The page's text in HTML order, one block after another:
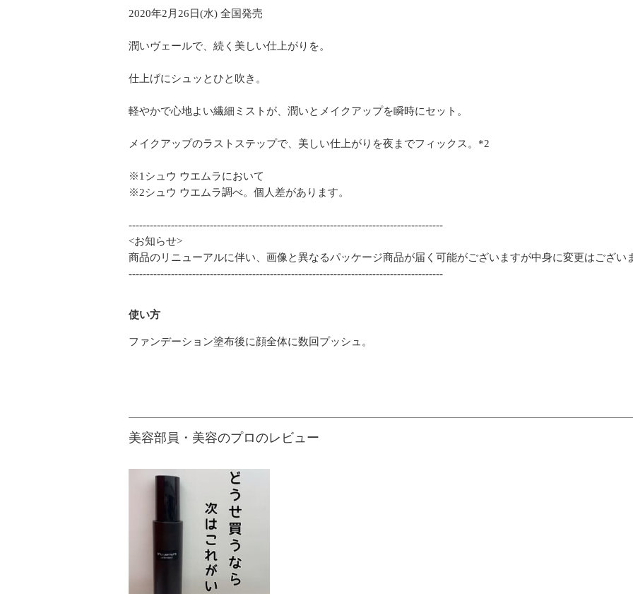
2020年2月26日(水) 全国発売
潤いヴェールで、続く美しい仕上がりを。
仕上げにシュッとひと吹き。
軽やかで心地よい繊細ミストが、潤いとメイクアップを瞬時にセット。
メイクアップのラストステップで、美しい仕上がりを夜までフィックス。*2
※1シュウ ウエムラにおいて
※2シュウ ウエムラ調べ。個人差があります。
-----------------------------------------------------------------------------------------
<お知らせ>
商品のリニューアルに伴い、画像と異なるパッケージ商品が届く可能がございますが中身に変更はござい
-----------------------------------------------------------------------------------------
使い方
ファンデーション塗布後に顔全体に数回プッシュ。
美容部員・美容のプロのレビュー